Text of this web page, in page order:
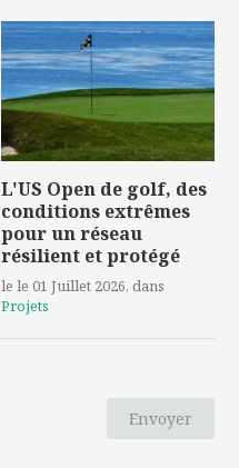
L'US Open de golf, des
conditions extrêmes
pour un réseau
résilient et protégé
le le 01 Juillet 2026, dans
Projets
Envoyer